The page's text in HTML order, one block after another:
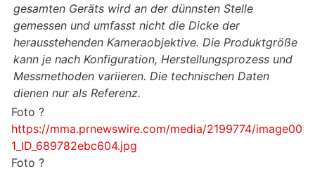
gesamten Geräts wird an der dünnsten Stelle
gemessen und umfasst nicht die Dicke der
herausstehenden Kameraobjektive. Die Produktgröße
kann je nach Konfiguration, Herstellungsprozess und
Messmethoden variieren. Die technischen Daten
dienen nur als Referenz.
Foto ?
https://mma.prnewswire.com/media/2199774/image00
1_ID_689782ebc604.jpg
Foto ?